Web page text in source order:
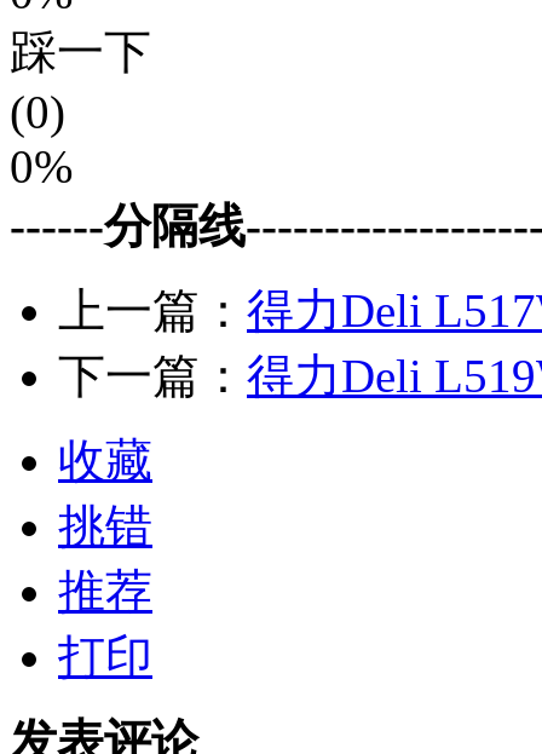
踩一下
(0)
0%
------分隔线
上一篇： 得力Deli
下一篇： 得力Deli
收藏
挑错
推荐
打印
发表评论